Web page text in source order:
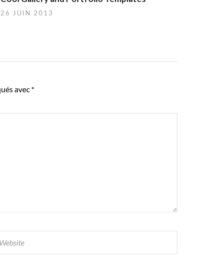
26 JUIN 2013
avec *